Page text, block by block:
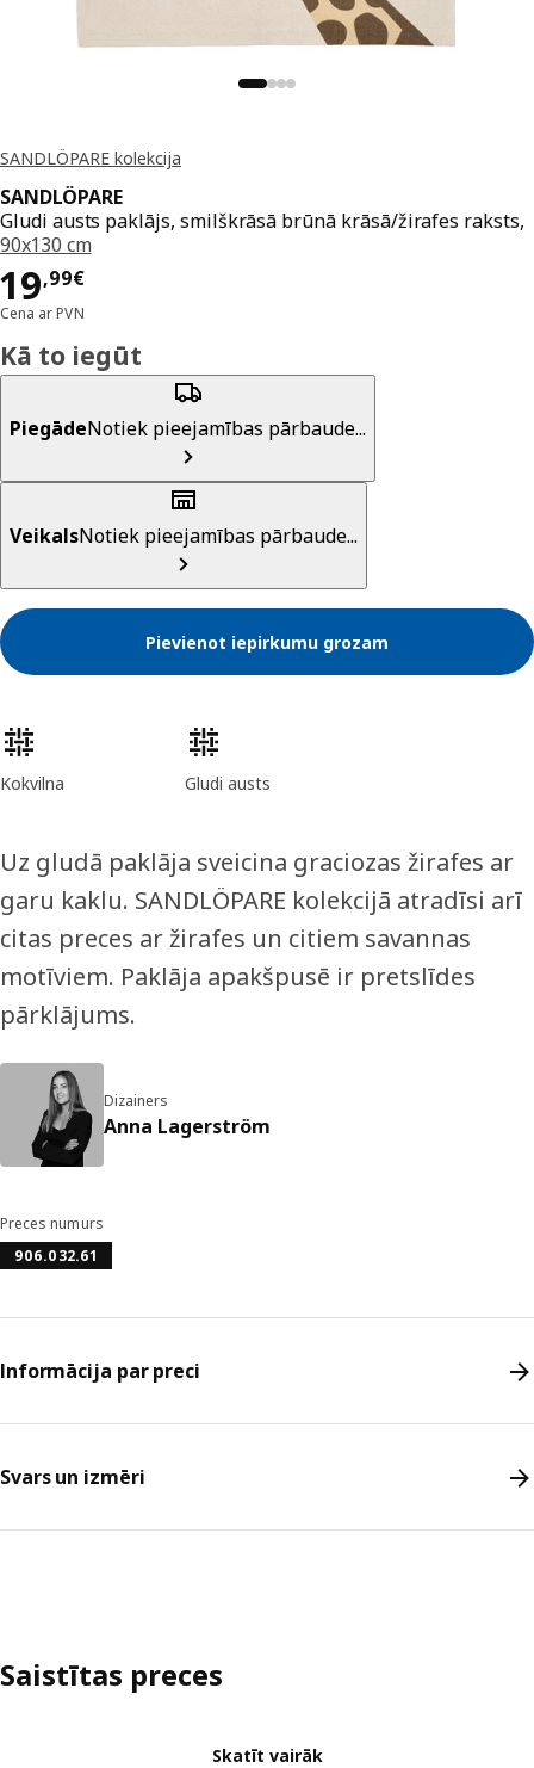
SANDLÖPARE kolekcija
SANDLÖPARE
Gludi austs paklājs, smilškrāsā brūnā krāsā/žirafes raksts,
90x130 cm
19,99€
Cena 19,99€
Cena ar PVN
Kā to iegūt
PiegādeNotiek pieejamības pārbaude...
VeikalsNotiek pieejamības pārbaude...
Pievienot iepirkumu grozam
Preces īpašības
Kokvilna Gludi austs
Uz gludā paklāja sveicina graciozas žirafes ar
garu kaklu. SANDLÖPARE kolekcijā atradīsi arī
citas preces ar žirafes un citiem savannas
motīviem. Paklāja apakšpusē ir pretslīdes
pārklājums.
Dizainers
Anna Lagerström
Preces numurs
906.032.61
Informācija par preci
Svars un izmēri
Saistītas preces
Skatīt vairāk